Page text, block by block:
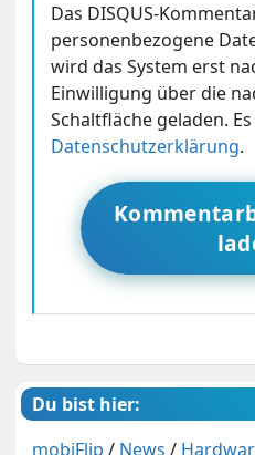
Das DISQUS-
personenbezogene
wird das System erst
Einwilligung über die
Schaltfläche geladen.
Datenschutzerklärung.
Du bist hier:
mobiFlip / News /